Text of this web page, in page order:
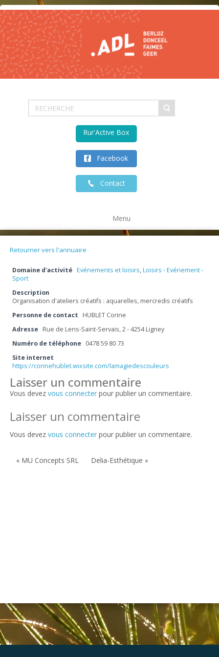
Facebook
Contact
Rur'Active Box
Menu
Retourner vers l'annuaire
Domaine d'activité Evénements et loisirs,Loisirs - Evénement -
Sport
Description
Organisation d'ateliers créatifs : aquarelles, mercredis créatifs
Personne de contact
HUBLET Corine
Adresse Rue de Lens-Saint-Servais, 2 - 4254 Ligney
Numéro de téléphone 0478 59 80 73
Site internet
https://corinehublet.wixsite.com/lamagiedescouleurs
Laisser un commentaire
Vous devez vous connecter pour publier un commentaire.
Laisser un commentaire
Vous devez vous connecter pour publier un commentaire.
« MU Concepts SRL Delia-Esthétique »